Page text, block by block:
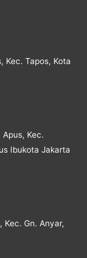
Kec. Tapos, Kota
Kec.
Ibukota Jakarta
Kec. Gn. Anyar,